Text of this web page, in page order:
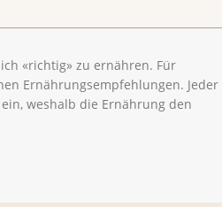
erfordern eine angepasste
«richtig» zu ernähren. Für
Ernährungsempfehlungen. Jeder
weshalb die Ernährung den